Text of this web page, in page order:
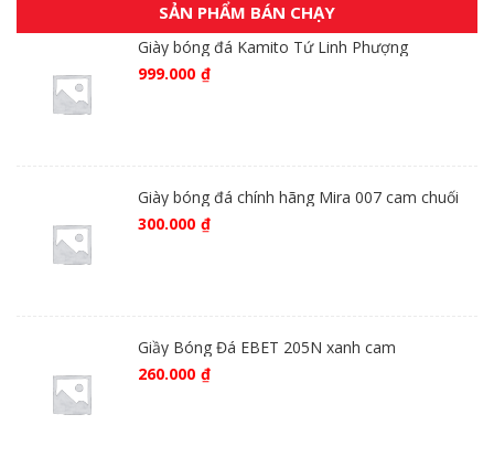
SẢN PHẨM BÁN CHẠY
Giày bóng đá Kamito Tứ Linh Phượng
999.000 ₫
Giày bóng đá chính hãng Mira 007 cam chuối
300.000 ₫
Giầy Bóng Đá EBET 205N xanh cam
260.000 ₫